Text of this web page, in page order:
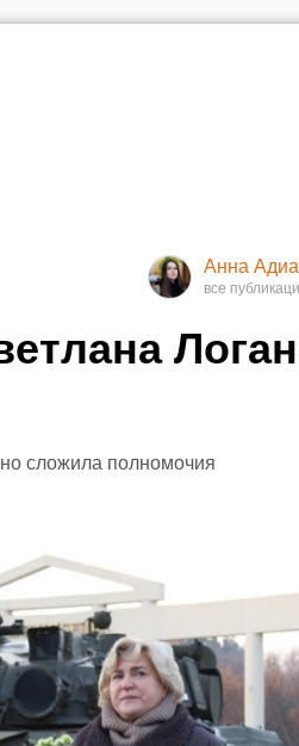
Анна
сложила полномочия